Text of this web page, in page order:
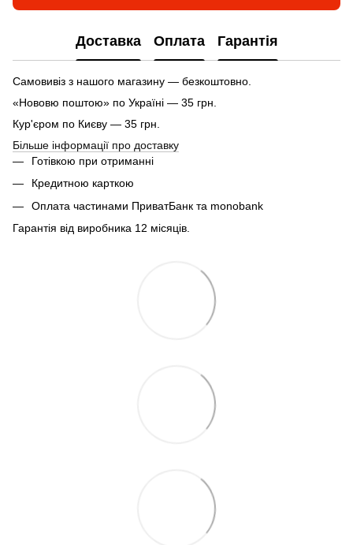
Доставка Оплата Гарантія
Самовивіз з нашого магазину — безкоштовно.
«Нововю поштою» по Україні — 35 грн.
Кур'єром по Києву — 35 грн.
Більше інформації про доставку
Готівкою при отриманні
Кредитною карткою
Оплата частинами ПриватБанк та monobank
Гарантія від виробника 12 місяців.